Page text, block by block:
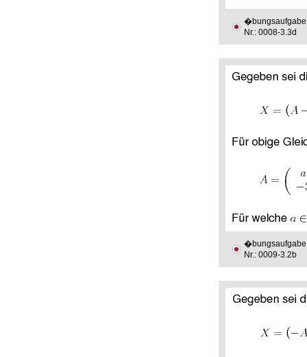
�bungsaufgabe
Nr.: 0008-3.3d
�bungsaufgabe
Nr.: 0009-3.2b